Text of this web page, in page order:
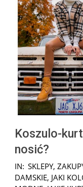
Koszulo-
nosić?
2025-
03-
IN: SKLEPY,
DAMSKIE, JAKI